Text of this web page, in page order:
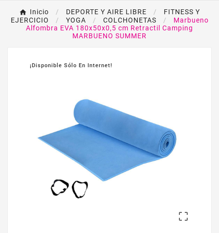
Inicio DEPORTE Y AIRE LIBRE
FITNESS Y
EJERCICIO
YOGA COLCHONETAS
Marbueno
Alfombra EVA 180x50x0,5 cm Retractil Camping
MARBUENO SUMMER
¡Disponible Sólo En Internet!
